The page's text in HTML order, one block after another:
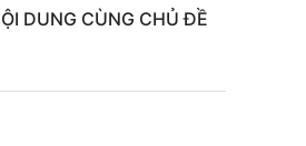
DUNG CÙNG CHỦ ĐỀ